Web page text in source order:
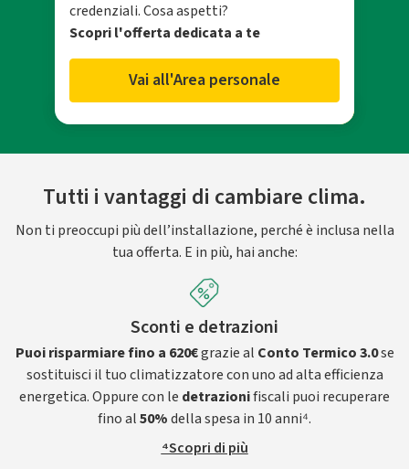
credenziali. Cosa aspetti?
Scopri l'offerta dedicata a te
Vai all'Area personale
Tutti i vantaggi di cambiare clima.
Non ti preoccupi più dell’installazione, perché è inclusa nella
tua offerta. E in più, hai anche:
Sconti e detrazioni
Puoi risparmiare fino a 620€grazie al Conto Termico 3.0se
sostituisci il tuo climatizzatore con uno ad alta efficienza
energetica. Oppure con le detrazionifiscali puoi recuperare
fino al50%della spesa in 10 anni⁴.
⁴Scopri di più